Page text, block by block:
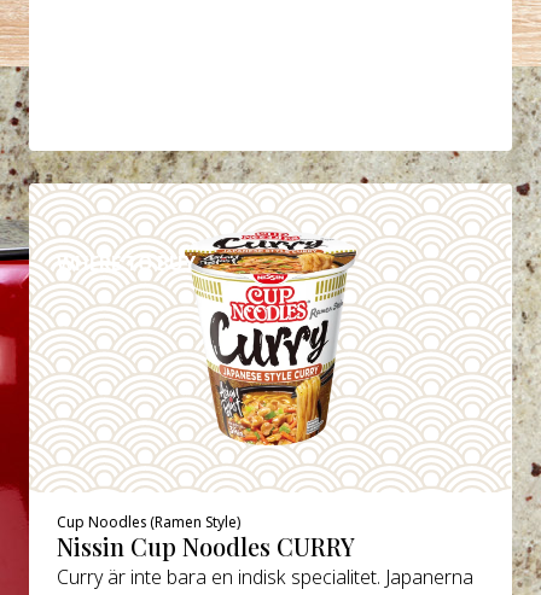
WHERE TO BUY
DETALJER
Cup Noodles (Ramen Style)
Nissin Cup Noodles CURRY
Curry är inte bara en indisk specialitet. Japanerna